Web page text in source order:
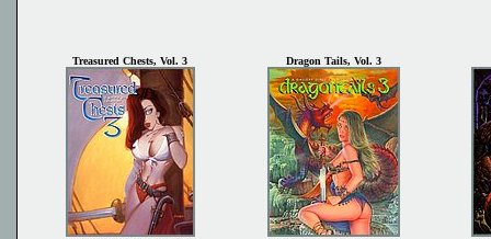
Treasured Chests, Vol. 3 Dragon Tails, Vol. 3